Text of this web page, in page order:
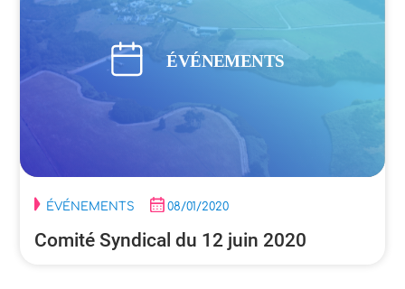
ÉVÉNEMENTS 08/01/2020
Comité Syndical du 12 juin 2020